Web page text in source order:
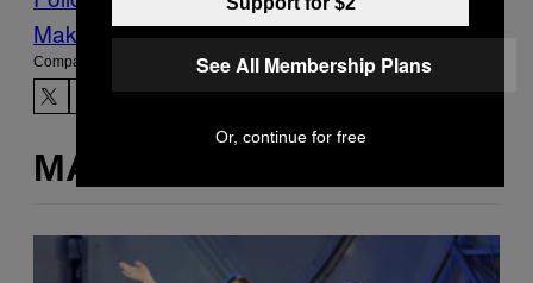
Make Us Preferred In Top Stories
Compartir:
MÁS DE LO MISMO
See All Membership Plans
Or, continue for free